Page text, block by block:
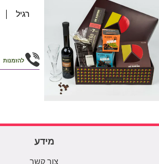
רגיל
להזמנות
מידע
צור קשר